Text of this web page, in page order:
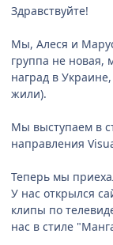
Здравствуйте!
Мы, Алеся и
группа не новая,
наград в
жили).
Мы выступаем в
направления
Теперь мы
У нас открылся
клипы по
нас в стиле